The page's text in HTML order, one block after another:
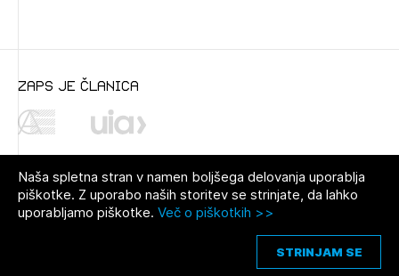
zaps je članica
© 2021 Zbornica za arhitekturo in
Pravno obvestilo
Piškotki
Naša spletna stran v namen boljšega delovanja uporablja
piškotke. Z uporabo naših storitev se strinjate, da lahko
uporabljamo piškotke. Več o piškotkih >>
STRINJAM SE